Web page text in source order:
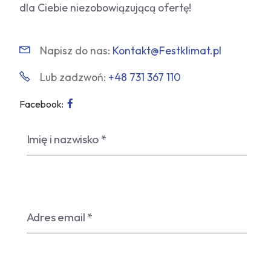
dla Ciebie niezobowiązującą ofertę!
Napisz do nas: Kontakt@Festklimat.pl
Lub zadzwoń: +48 731 367 110
Facebook: